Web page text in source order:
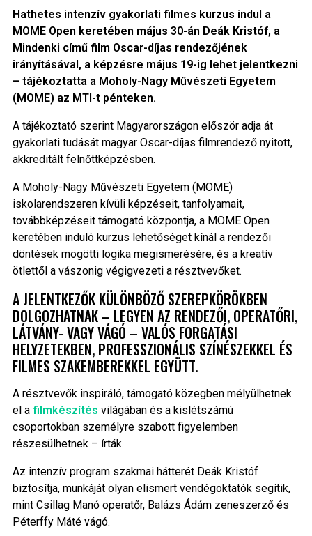
Hathetes intenzív gyakorlati filmes kurzus indul a
MOME Open keretében május 30-án Deák Kristóf, a
Mindenki című film Oscar-díjas rendezőjének
irányításával, a képzésre május 19-ig lehet jelentkezni
– tájékoztatta a Moholy-Nagy Művészeti Egyetem
(MOME) az MTI-t pénteken.
A tájékoztató szerint Magyarországon először adja át
gyakorlati tudását magyar Oscar-díjas filmrendező nyitott,
akkreditált felnőttképzésben.
A Moholy-Nagy Művészeti Egyetem (MOME)
iskolarendszeren kívüli képzéseit, tanfolyamait,
továbbképzéseit támogató központja, a MOME Open
keretében induló kurzus lehetőséget kínál a rendezői
döntések mögötti logika megismerésére, és a kreatív
ötlettől a vászonig végigvezeti a résztvevőket.
A JELENTKEZŐK KÜLÖNBÖZŐ SZEREPKÖRÖKBEN
DOLGOZHATNAK – LEGYEN AZ RENDEZŐI, OPERATŐRI,
LÁTVÁNY- VAGY VÁGÓ – VALÓS FORGATÁSI
HELYZETEKBEN, PROFESSZIONÁLIS SZÍNÉSZEKKEL ÉS
FILMES SZAKEMBEREKKEL EGYÜTT.
A résztvevők inspiráló, támogató közegben mélyülhetnek
el a filmkészítés világában és a kislétszámú
csoportokban személyre szabott figyelemben
részesülhetnek – írták.
Az intenzív program szakmai hátterét Deák Kristóf
biztosítja, munkáját olyan elismert vendégoktatók segítik,
mint Csillag Manó operatőr, Balázs Ádám zeneszerző és
Péterffy Máté vágó.